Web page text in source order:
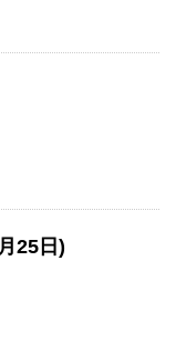
25日)